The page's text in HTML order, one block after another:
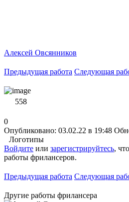
Алексей Овсянников
Предыдущая работа Следующая
558
0
Опубликовано: 03.02.22 в 19:48
Логотипы
Войдите или зарегистрируйтесь,
работы фрилансеров.
Предыдущая работа Следующая
Другие работы фрилансера